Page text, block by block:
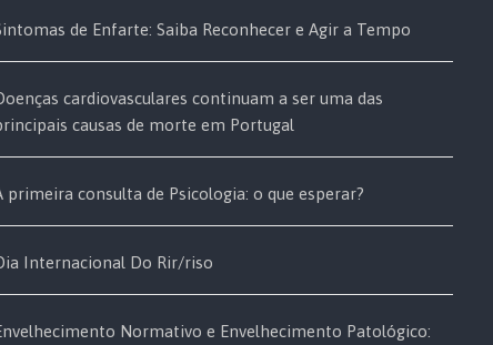
de Enfarte: Saiba Reconhecer e Agir a Tempo
cardiovasculares continuam a ser uma das
causas de morte em Portugal
primeira consulta de Psicologia: o que esperar?
Internacional Do Rir/riso
Normativo e Envelhecimento Patológico: